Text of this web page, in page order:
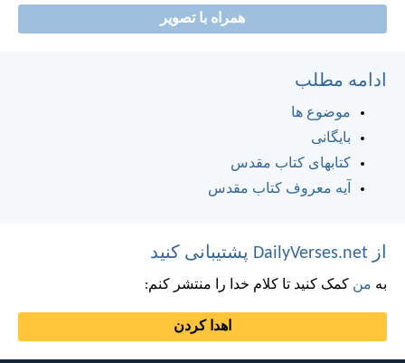
همراه با تصویر
ادامه مطلب
موضوع ها
بایگانی
کتابهای کتاب مقدس
آیه معروف کتاب مقدس
از DailyVerses.net پشتیبانی کنید
به من کمک کنید تا کلام خدا را منتشر کنم:
اهدا کردن